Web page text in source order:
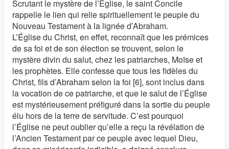
Scrutant le mystère de l’Église, le saint Concile
rappelle le lien qui relie spirituellement le peuple du
Nouveau Testament à la lignée d’Abraham.
L’Église du Christ, en effet, reconnaît que les prémices
de sa foi et de son élection se trouvent, selon le
mystère divin du salut, chez les patriarches, Moïse et
les prophètes. Elle confesse que tous les fidèles du
Christ, fils d’Abraham selon la foi [6], sont inclus dans
la vocation de ce patriarche, et que le salut de l’Église
est mystérieusement préfiguré dans la sortie du peuple
élu hors de la terre de servitude. C’est pourquoi
l’Église ne peut oublier qu’elle a reçu la révélation de
l’Ancien Testament par ce peuple avec lequel Dieu,